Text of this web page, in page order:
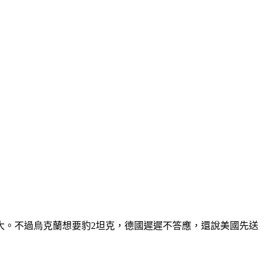
不過烏克蘭想要豹2坦克，德國遲遲不答應，還說美國先送